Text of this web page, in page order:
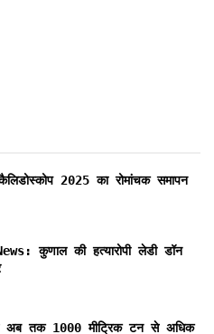
2025 का रोमांचक समापन
कुणाल की हत्यारोपी लेडी डॉन
तक 1000 मीट्रिक टन से अधिक